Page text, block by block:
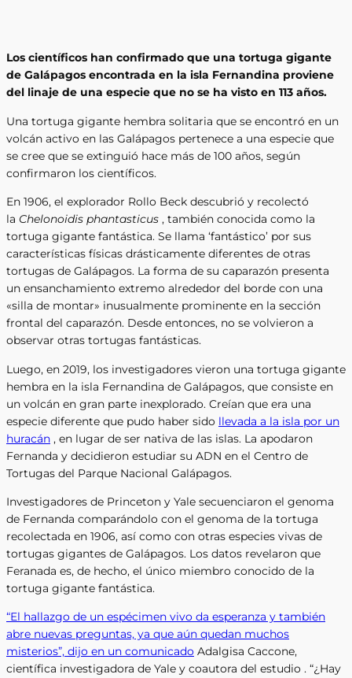
Los científicos han confirmado que una tortuga gigante
de Galápagos encontrada en la isla Fernandina proviene
del linaje de una especie que no se ha visto en 113 años.
Una tortuga gigante hembra solitaria que se encontró en un
volcán activo en las Galápagos pertenece a una especie que
se cree que se extinguió hace más de 100 años, según
confirmaron los científicos.
En 1906, el explorador Rollo Beck descubrió y recolectó
la Chelonoidis phantasticus , también conocida como la
tortuga gigante fantástica. Se llama ‘fantástico’ por sus
características físicas drásticamente diferentes de otras
tortugas de Galápagos. La forma de su caparazón presenta
un ensanchamiento extremo alrededor del borde con una
«silla de montar» inusualmente prominente en la sección
frontal del caparazón. Desde entonces, no se volvieron a
observar otras tortugas fantásticas.
Luego, en 2019, los investigadores vieron una tortuga gigante
hembra en la isla Fernandina de Galápagos, que consiste en
un volcán en gran parte inexplorado. Creían que era una
especie diferente que pudo haber sido llevada a la isla por un
huracán , en lugar de ser nativa de las islas. La apodaron
Fernanda y decidieron estudiar su ADN en el Centro de
Tortugas del Parque Nacional Galápagos.
Investigadores de Princeton y Yale secuenciaron el genoma
de Fernanda comparándolo con el genoma de la tortuga
recolectada en 1906, así como con otras especies vivas de
tortugas gigantes de Galápagos. Los datos revelaron que
Feranada es, de hecho, el único miembro conocido de la
tortuga gigante fantástica.
“El hallazgo de un espécimen vivo da esperanza y también
abre nuevas preguntas, ya que aún quedan muchos
misterios”, dijo en un comunicado Adalgisa Caccone,
científica investigadora de Yale y coautora del estudio . “¿Hay